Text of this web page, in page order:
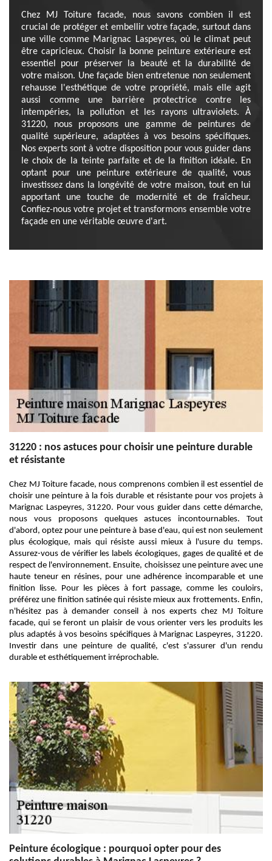
Chez MJ Toiture facade, nous savons combien il est
crucial de protéger et embellir votre façade, surtout dans
une ville comme Marignac Laspeyres, où le climat peut
être capricieux. Choisir la bonne peinture extérieure est
essentiel pour préserver la beauté et la durabilité de
votre maison. Une façade bien entretenue non seulement
rehausse l'esthétique de votre propriété, mais elle agit
aussi comme une barrière protectrice contre les
intempéries, la pollution et les rayons ultraviolets. À
31220, nous proposons une gamme de peintures de
qualité supérieure, adaptées à vos besoins spécifiques.
Nos experts sont à votre disposition pour vous guider dans
le choix de la teinte parfaite et de la finition idéale. En
optant pour une peinture extérieure de qualité, vous
investissez dans la longévité de votre maison, tout en lui
apportant une touche de modernité et de fraîcheur.
Confiez-nous votre projet et transformons ensemble votre
façade en une véritable œuvre d'art.
31220 : nos astuces pour choisir une peinture durable
et résistante
Chez MJ Toiture facade, nous comprenons combien il est essentiel de
choisir une peinture à la fois durable et résistante pour vos projets à
Marignac Laspeyres, 31220. Pour vous guider dans cette démarche,
nous vous proposons quelques astuces incontournables. Tout
d'abord, optez pour une peinture à base d'eau, qui est non seulement
plus écologique, mais qui résiste aussi mieux à l'usure du temps.
Assurez-vous de vérifier les labels écologiques, gages de qualité et de
respect de l'environnement. Ensuite, choisissez une peinture avec une
haute teneur en résines, pour une adhérence incomparable et une
finition lisse. Pour les pièces à fort passage, comme les couloirs,
préférez une finition satinée qui résiste mieux aux frottements. Enfin,
n'hésitez pas à demander conseil à nos experts chez MJ Toiture
facade, qui se feront un plaisir de vous orienter vers les produits les
plus adaptés à vos besoins spécifiques à Marignac Laspeyres, 31220.
Investir dans une peinture de qualité, c'est s'assurer d'un rendu
durable et esthétiquement irréprochable.
Peinture écologique : pourquoi opter pour des